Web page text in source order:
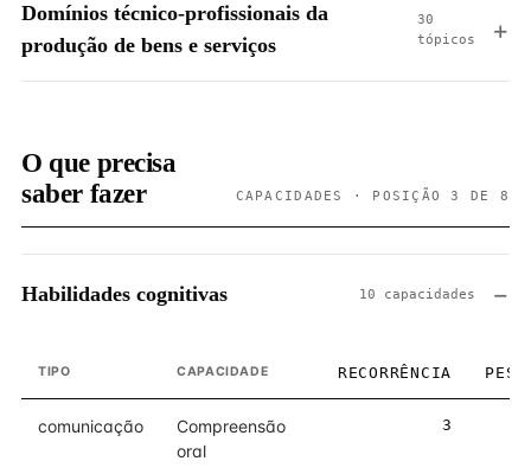
Domínios técnico-profissionais da
produção de bens e serviços
30
tópicos
O que precisa
saber fazer
CAPACIDADES · POSIÇÃO 3 DE 8
Habilidades cognitivas 10 capacidades
TIPO CAPACIDADE RECORRÊNCIA PESO
comunicação
Compreensão
oral
3